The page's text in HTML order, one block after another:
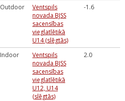
Outdoor
Ventspils
novada BJSS
sacensības
vieglatlētikā
U14 (slēgtās)
-1.6
Indoor
Ventspils
novada BJSS
sacensības
vieglatlētikā
U12, U14
(slēgtās)
2.0